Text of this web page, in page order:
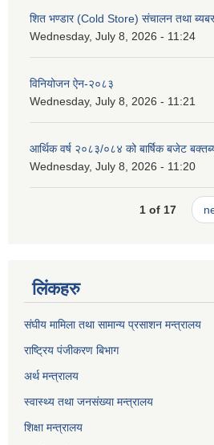
शित भण्डार (Cold Store) संचालन तथा
Wednesday, July 8, 2026 - 11:24
विनियोजन ऐन-२०८३
Wednesday, July 8, 2026 - 11:21
आर्थिक वर्ष २०८३/०८४ को बार्षिक बजेट
Wednesday, July 8, 2026 - 11:20
1 of 17
लिंकहरु
संघीय मामिला तथा सामान्य प्रसाशन मन्त्रालय
राष्ट्रिय पंजीकरण बिभाग
अर्थ मन्त्रालय
स्वास्थ्य तथा जनसंख्या मन्त्रालय
शिक्षा मन्त्रालय